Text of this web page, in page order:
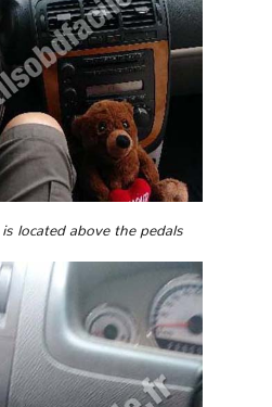
located above the pedals